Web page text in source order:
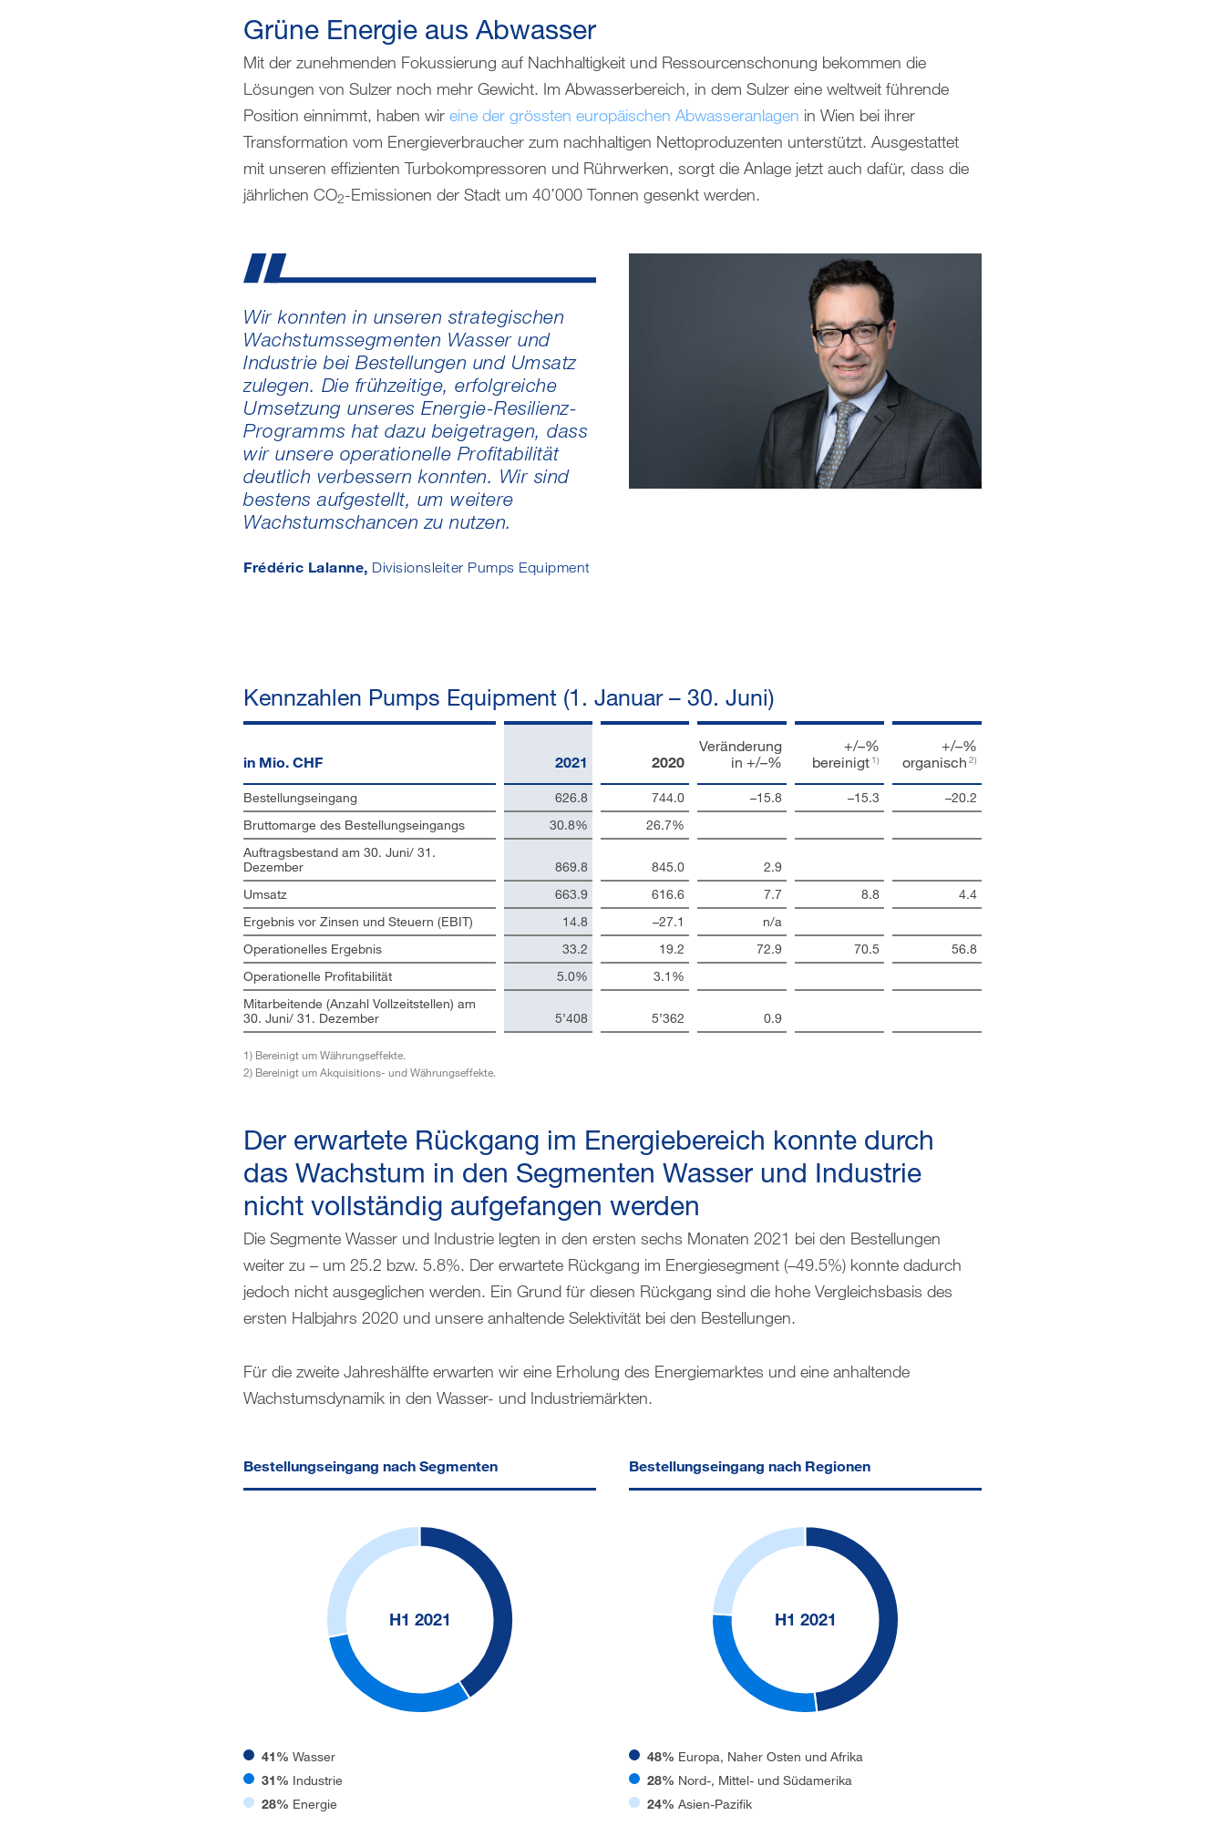
Grüne Energie aus Abwasser
Mit der zunehmenden Fokussierung auf Nachhaltigkeit und Ressourcenschonung bekommen die
Lösungen von Sulzer noch mehr Gewicht. Im Abwasserbereich, in dem Sulzer eine weltweit führende
Position einnimmt, haben wir eine der grössten europäischen Abwasseranlagen in Wien bei ihrer
Transformation vom Energieverbraucher zum nachhaltigen Nettoproduzenten unterstützt. Ausgestattet
mit unseren effizienten Turbokompressoren und Rührwerken, sorgt die Anlage jetzt auch dafür, dass die
jährlichen CO2-Emissionen der Stadt um 40’000 Tonnen gesenkt werden.
Wir konnten in unseren strategischen
Wachstumssegmenten Wasser und
Industrie bei Bestellungen und Umsatz
zulegen. Die frühzeitige, erfolgreiche
Umsetzung unseres Energie-Resilienz-
Programms hat dazu beigetragen, dass
wir unsere operationelle Profitabilität
deutlich verbessern konnten. Wir sind
bestens aufgestellt, um weitere
Wachstumschancen zu nutzen.
Frédéric Lalanne, Divisionsleiter Pumps Equipment
Kennzahlen Pumps Equipment (1. Januar – 30. Juni)
in Mio. CHF 2021 2020
Veränderung
in +/–%
+/–%
bereinigt 1)
+/–%
organisch 2)
Bestellungseingang 626.8 744.0 –15.8 –15.3
–20.2
Bruttomarge des Bestellungseingangs
30.8%
26.7%
Auftragsbestand am 30. Juni/ 31.
Dezember
869.8 845.0
2.9
Umsatz
663.9 616.6 7.7 8.8
4.4
Ergebnis vor Zinsen und Steuern (EBIT)
14.8 –27.1
n/a
Operationelles Ergebnis
33.2 19.2 72.9 70.5
56.8
Operationelle Profitabilität
5.0%
3.1%
Mitarbeitende (Anzahl Vollzeitstellen) am
30. Juni/ 31. Dezember
5’408 5’362 0.9
1) Bereinigt um Währungseffekte.
2) Bereinigt um Akquisitions- und Währungseffekte.
Der erwartete Rückgang im Energiebereich konnte durch
das Wachstum in den Segmenten Wasser und Industrie
nicht vollständig aufgefangen werden
Die Segmente Wasser und Industrie legten in den ersten sechs Monaten 2021 bei den Bestellungen
weiter zu – um 25.2 bzw. 5.8%. Der erwartete Rückgang im Energiesegment (–49.5%) konnte dadurch
jedoch nicht ausgeglichen werden. Ein Grund für diesen Rückgang sind die hohe Vergleichsbasis des
ersten Halbjahrs 2020 und unsere anhaltende Selektivität bei den Bestellungen.
Für die zweite Jahreshälfte erwarten wir eine Erholung des Energiemarktes und eine anhaltende
Wachstumsdynamik in den Wasser- und Industriemärkten.
Bestellungseingang nach Segmenten
H1 2021
41% Wasser
31% Industrie
28% Energie
Bestellungseingang nach Regionen
H1 2021
48% Europa, Naher Osten und Afrika
28% Nord-, Mittel- und Südamerika
24% Asien-Pazifik